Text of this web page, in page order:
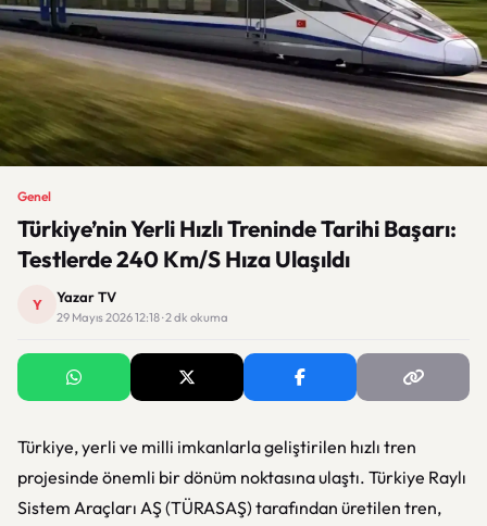
Genel
Türkiye’nin Yerli Hızlı Treninde Tarihi Başarı:
Testlerde 240 Km/S Hıza Ulaşıldı
Y Yazar TV
29 Mayıs 2026 12:18 · 2 dk okuma
Türkiye, yerli ve milli imkanlarla geliştirilen hızlı tren
projesinde önemli bir dönüm noktasına ulaştı. Türkiye Raylı
Sistem Araçları AŞ (TÜRASAŞ) tarafından üretilen tren,